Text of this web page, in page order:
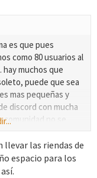
es que pues
como 80 usuarios al
hay muchos que
puede que sea
mas pequeñas y
discord con mucha
no se
una cuenta de
es peor por que
llevar las riendas de
espacio para los